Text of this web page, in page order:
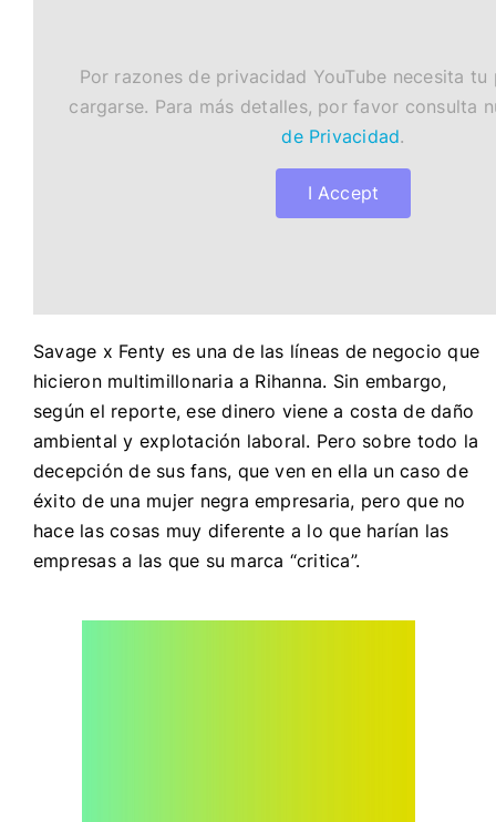
Por razones de privacidad YouTube necesita tu
cargarse. Para más detalles, por favor consulta
de Privacidad.
I Accept
Savage x Fenty es una de las líneas de negocio que
hicieron multimillonaria a Rihanna. Sin embargo,
según el reporte, ese dinero viene a costa de daño
ambiental y explotación laboral. Pero sobre todo la
decepción de sus fans, que ven en ella un caso de
éxito de una mujer negra empresaria, pero que no
hace las cosas muy diferente a lo que harían las
empresas a las que su marca “critica”.